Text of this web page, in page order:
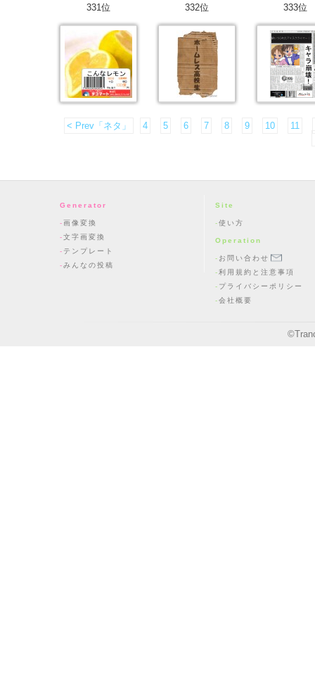
331位 332位 333位
< Prev「ネタ」 4 5 6 7 8 9 10 11
Generator
画像変換
文字画変換
テンプレート
みんなの投稿
Site
使い方
Operation
お問い合わせ
利用規約と注意事項
プライバシーポリシー
会社概要
©